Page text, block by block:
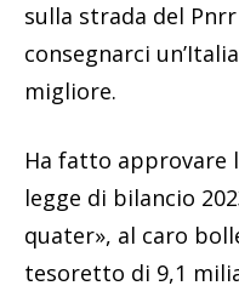
sulla strada del
consegnarci
migliore.
Ha fatto approvare
legge di bilancio
quater», al caro
tesoretto di 9,1